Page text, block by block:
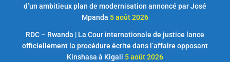
d’un ambitieux plan de modernisation annoncé par José
Mpanda 5 août 2026
RDC – Rwanda | La Cour internationale de justice lance
officiellement la procédure écrite dans l’affaire opposant
Kinshasa à Kigali 5 août 2026